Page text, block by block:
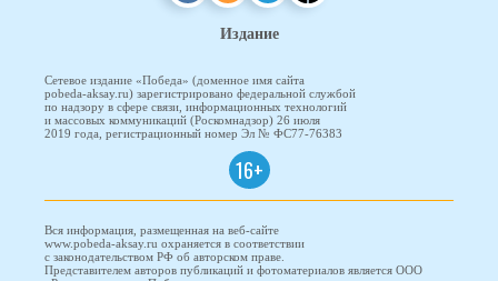
Издание
Сетевое издание «Победа» (доменное имя сайта
pobeda-aksay.ru) зарегистрировано федеральной службой
по надзору в сфере связи, информационных технологий
и массовых коммуникаций (Роскомнадзор) 26 июля
2019 года, регистрационный номер Эл № ФС77-76383
16+
Вся информация, размещенная на веб-сайте
www.pobeda-aksay.ru охраняется в соответствии
с законодательством РФ об авторском праве.
Представителем авторов публикаций и фотоматериалов является ООО